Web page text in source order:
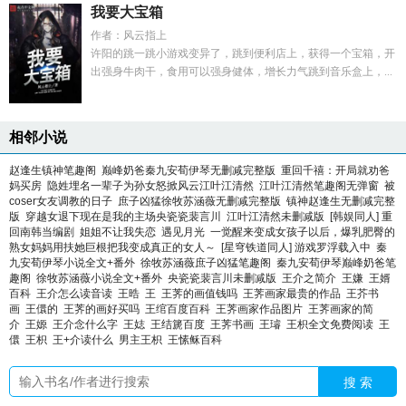
我要大宝箱
作者：风云指上
许阳的跳一跳小游戏变异了，跳到便利店上，获得一个宝箱，开
出强身牛肉干，食用可以强身健体，增长力气跳到音乐盒上，...
相邻小说
赵逢生镇神笔趣阁 巅峰奶爸秦九安荀伊琴无删减完整版 重回千禧：开局就劝爸
妈买房 隐姓埋名一辈子为孙女怒掀风云江叶江清然 江叶江清然笔趣阁无弹窗 被
coser女友调教的日子 庶子凶猛徐牧苏涵薇无删减完整版 镇神赵逢生无删减完整
版 穿越女退下现在是我的主场央瓷瓷裴言川 江叶江清然未删减版
[韩娱同人] 重
回南韩当编剧 姐姐不让我失恋 遇见月光 一觉醒来变成女孩子以后，爆乳肥臀的
熟女妈妈用扶她巨根把我变成真正的女人～
[星穹铁道同人] 游戏罗浮载入中 秦
九安荀伊琴小说全文+番外 徐牧苏涵薇庶子凶猛笔趣阁 秦九安荀伊琴巅峰奶爸笔
趣阁 徐牧苏涵薇小说全文+番外 央瓷瓷裴言川未删减版 王介之简介 王嫌 王婿
百科 王介怎么读音读 王晧 王 王荠的画值钱吗 王荠画家最贵的作品 王芥书
画 王儇的 王荠的画好买吗 王绾百度百科 王荠画家作品图片 王荠画家的简
介 王嫄 王介念什么字 王娡 王结篪百度 王荠书画 王璿 王枳全文免费阅读 王
儇 王枳 王+介读什么 男主王枳 王愫稣百科
搜 索